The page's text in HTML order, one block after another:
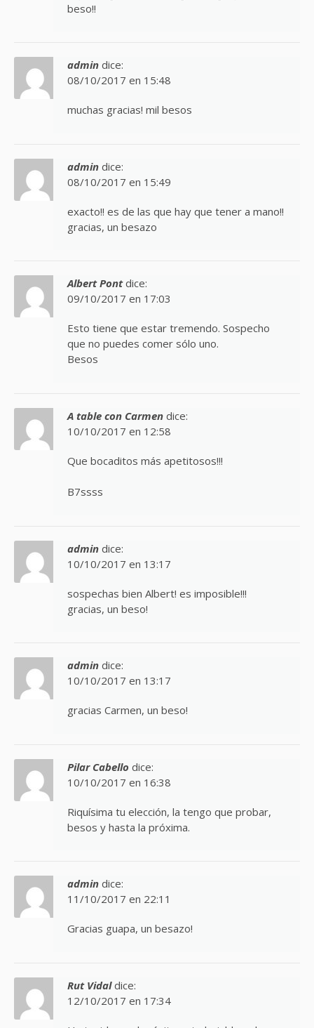
beso!!
admin dice:
08/10/2017 en 15:48
muchas gracias! mil besos
admin dice:
08/10/2017 en 15:49
exacto!! es de las que hay que tener a mano!!
gracias, un besazo
Albert Pont dice:
09/10/2017 en 17:03
Esto tiene que estar tremendo. Sospecho
que no puedes comer sólo uno.
Besos
A table con Carmen dice:
10/10/2017 en 12:58
Que bocaditos más apetitosos!!!
B7ssss
admin dice:
10/10/2017 en 13:17
sospechas bien Albert! es imposible!!!
gracias, un beso!
admin dice:
10/10/2017 en 13:17
gracias Carmen, un beso!
Pilar Cabello dice:
10/10/2017 en 16:38
Riquísima tu elección, la tengo que probar,
besos y hasta la próxima.
admin dice:
11/10/2017 en 22:11
Gracias guapa, un besazo!
Rut Vidal dice:
12/10/2017 en 17:34